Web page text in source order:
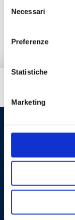
delNecessari
Preferenze
Statistiche
Marketing